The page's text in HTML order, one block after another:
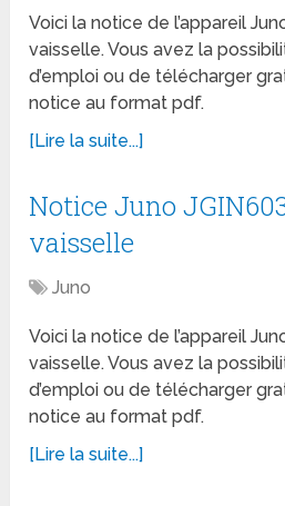
Voici la notice de l’appareil
vaisselle. Vous avez la
d’emploi ou de télécharger
notice au format pdf.
[Lire la suite...]
Notice Juno
vaisselle
Juno
Voici la notice de l’appareil
vaisselle. Vous avez la
d’emploi ou de télécharger
notice au format pdf.
[Lire la suite...]